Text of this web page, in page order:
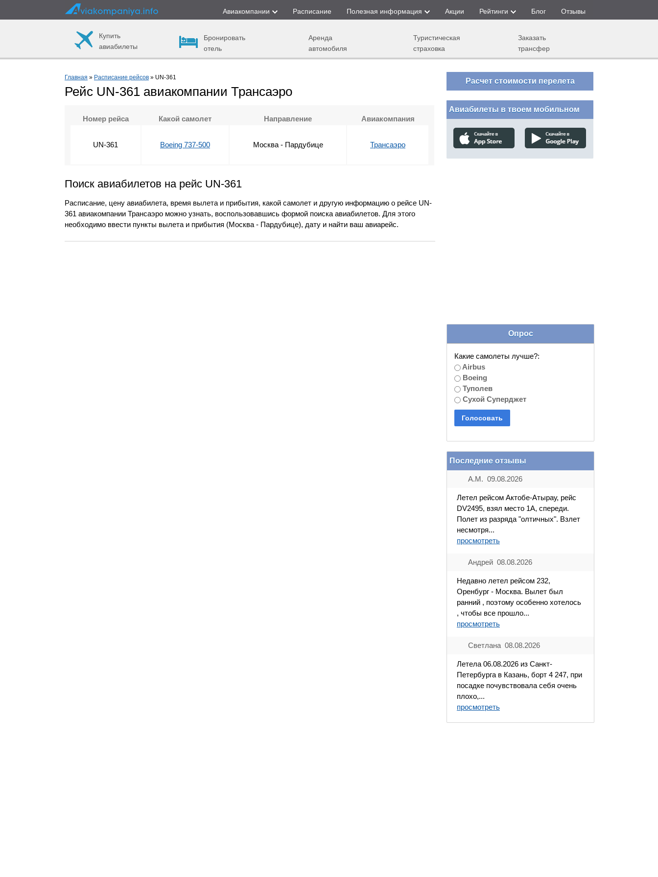
Авиакомпании Расписание Полезная информация Акции Рейтинги Блог Отзывы
Купить
авиабилеты
Бронировать
отель
Аренда
автомобиля
Туристическая
страховка
Заказать
трансфер
Главная » Расписание рейсов » UN-361
Рейс UN-361 авиакомпании Трансаэро
Номер рейса Какой самолет Направление Авиакомпания
UN-361 Boeing 737-500 Москва - Пардубице Трансаэро
Поиск авиабилетов на рейс UN-361
Расписание, цену авиабилета, время вылета и прибытия, какой самолет и другую информацию о рейсе UN-
361 авиакомпании Трансаэро можно узнать, воспользовавшись формой поиска авиабилетов. Для этого
необходимо ввести пункты вылета и прибытия (Москва - Пардубице), дату и найти ваш авиарейс.
Расчет стоимости перелета
Авиабилеты в твоем мобильном
Опрос
Какие самолеты лучше?:
Airbus
Boeing
Туполев
Сухой Суперджет
Последние отзывы
А.М. 09.08.2026
Летел рейсом Актобе-Атырау, рейс
DV2495, взял место 1А, спереди.
Полет из разряда "олтичных". Взлет
несмотря...
просмотреть
Андрей 08.08.2026
Недавно летел рейсом 232,
Оренбург - Москва. Вылет был
ранний , поэтому особенно хотелось
, чтобы все прошло...
просмотреть
Светлана 08.08.2026
Летела 06.08.2026 из Санкт-
Петербурга в Казань, борт 4 247, при
посадке почувствовала себя очень
плохо,...
просмотреть